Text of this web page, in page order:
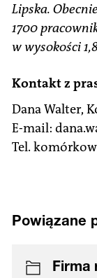
Lipska.
1700
w wysokości
Kontakt z
Dana Walter,
E-mail:
Tel.
Powiązane
Firma